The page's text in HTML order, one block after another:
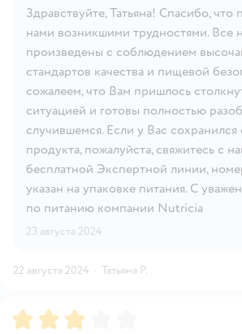
Здравствуйте, Татьяна! Спасибо, что
нами возникшими трудностями. Все
произведены с соблюдением
стандартов качества и пищевой
сожалеем, что Вам пришлось
ситуацией и готовы полностью
случившемся. Если у Вас
продукта, пожалуйста, свяжитесь с
бесплатной Экспертной линии,
указан на упаковке питания. С
по питанию компании Nutricia
23 августа 2024
22 августа 2024 · Татьяна Р.
Рейтинг:3